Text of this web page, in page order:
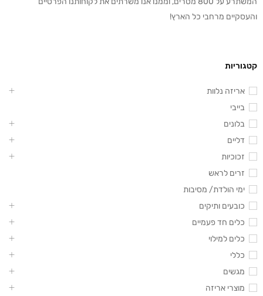
והעסקיים מרחבי כל הארץ!
קטגוריות
אריזה נלוות
בייבי
בלונים
דליים
זכוכיות
זרים לראש
ימי הולדת/ מסיבות
כובעים ותיקים
כלים חד פעמיים
כלים למילוי
כללי
מגשים
מוצרי אריזה